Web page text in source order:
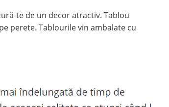
te de un decor atractiv. Tablou
perete. Tablourile vin ambalate cu